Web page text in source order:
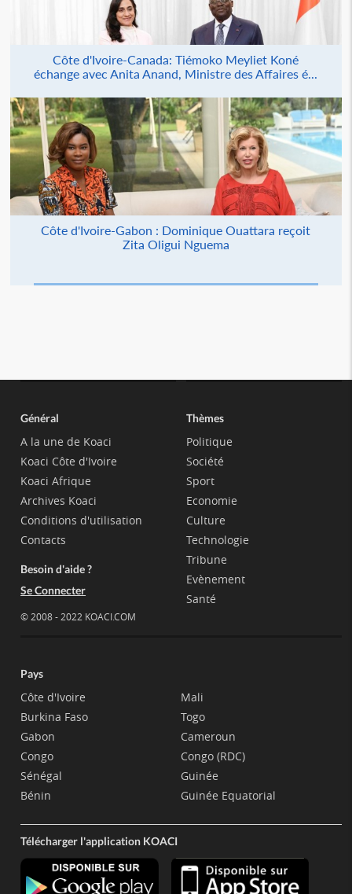
Côte d'Ivoire-Canada: Tiémoko Meyliet Koné
échange avec Anita Anand, Ministre des Affaires é...
Côte d'Ivoire-Gabon : Dominique Ouattara reçoit
Zita Oligui Nguema
Général
A la une de Koaci
Koaci Côte d'Ivoire
Koaci Afrique
Archives Koaci
Conditions d'utilisation
Contacts
Besoin d'aide ?
Se Connecter
© 2008 - 2022 KOACI.COM
Thèmes
Politique
Société
Sport
Economie
Culture
Technologie
Tribune
Evènement
Santé
Pays
Côte d'Ivoire
Burkina Faso
Gabon
Congo
Sénégal
Bénin
Mali
Togo
Cameroun
Congo (RDC)
Guinée
Guinée Equatorial
Télécharger l'application KOACI